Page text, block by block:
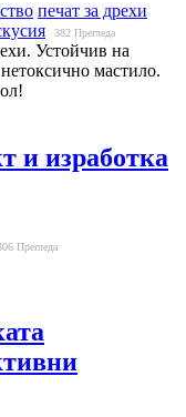
печат за дрехи
382 Прегледа
Устойчив на
мастило.
и изработка
Прегледа